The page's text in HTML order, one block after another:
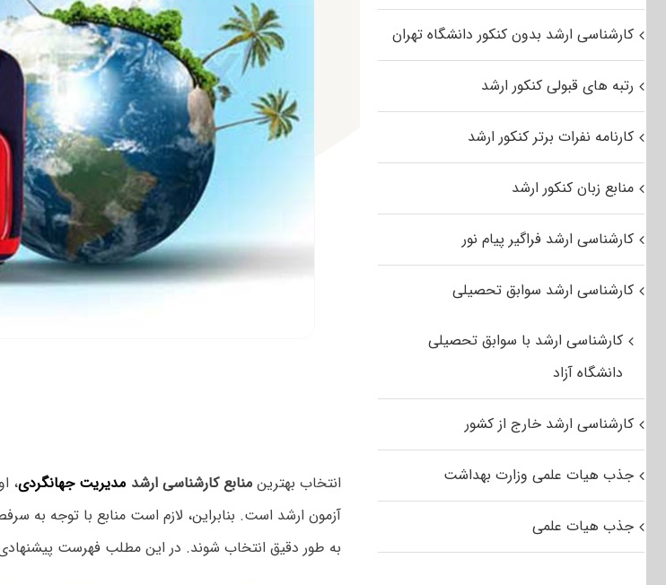
انتخاب بهترینمنابع کارشناسی ارشد مدیریت جهانگردی،
آزمون ارشد است. بنابراین، لازم است منابع با توجه
به طور دقیق انتخاب شوند. در این مطلب فهرست
کارشناسی ارشد بدون کنکور دانشگاه تهران
رتبه های قبولی کنکور ارشد
کارنامه نفرات برتر کنکور ارشد
منابع زبان کنکور ارشد
کارشناسی ارشد فراگیر پیام نور
کارشناسی ارشد سوابق تحصیلی
کارشناسی ارشد با سوابق تحصیلی
دانشگاه آزاد
کارشناسی ارشد خارج از کشور
جذب هیات علمی وزارت بهداشت
جذب هیات علمی